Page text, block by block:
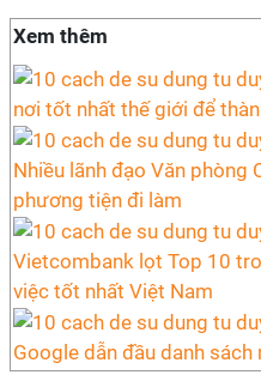
Xem thêm
nơi tốt nhất thế giới để
Nhiều lãnh đạo Văn phòng
phương tiện đi làm
Vietcombank lọt Top 10
việc tốt nhất Việt Nam
Google dẫn đầu danh